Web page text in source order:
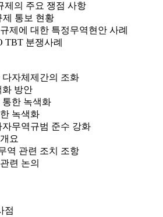
제의 주요 쟁점 사항
제 통보 현황
제에 대한 특정무역현안 사례
TBT 분쟁사례
자체제간의 조화
화 방안
통한 녹색화
녹색화
무역규범 준수 강화
요
역 관련 조치 조항
련 논의
점